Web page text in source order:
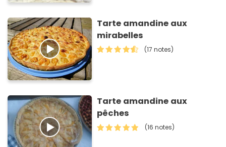
Tarte amandine aux
mirabelles
(17 notes)
Tarte amandine aux
pêches
(16 notes)